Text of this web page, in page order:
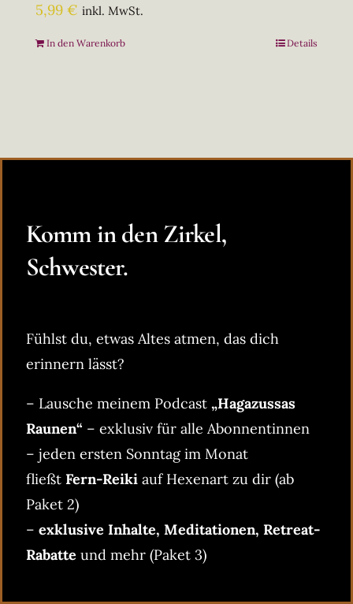
5,99 € inkl. MwSt.
In den Warenkorb Details
Komm in den Zirkel,
Schwester.
Fühlst du, etwas Altes atmen, das dich
erinnern lässt?
– Lausche meinem Podcast „Hagazussas
Raunen“ – exklusiv für alle Abonnentinnen
– jeden ersten Sonntag im Monat
fließt Fern-Reiki auf Hexenart zu dir (ab
Paket 2)
– exklusive Inhalte, Meditationen, Retreat-
Rabatte und mehr (Paket 3)